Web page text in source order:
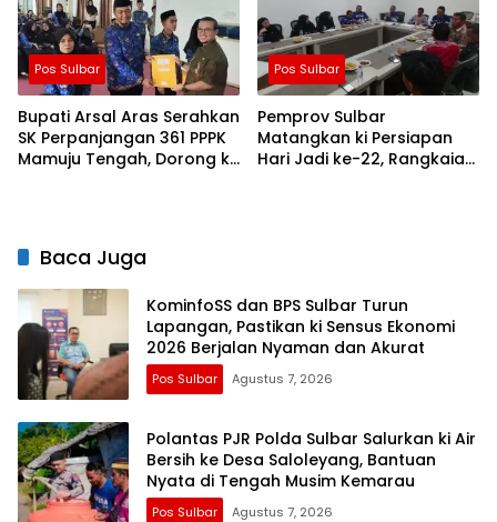
Pos Sulbar
Bupati Arsal Aras Serahkan
SK Perpanjangan 361 PPPK
Mamuju Tengah, Dorong ki
Pos Sulbar
Pemprov Sulbar
Matangkan ki Persiapan
Hari Jadi ke-22, Rangkaian
Baca Juga
KominfoSS dan BPS Sulbar Turun
Lapangan, Pastikan ki Sensus Ekonomi
2026 Berjalan Nyaman dan Akurat
Pos Sulbar Agustus 7, 2026
Polantas PJR Polda Sulbar Salurkan ki Air
Bersih ke Desa Saloleyang, Bantuan
Nyata di Tengah Musim Kemarau
Pos Sulbar Agustus 7, 2026